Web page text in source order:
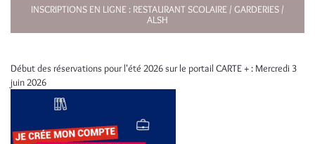
INSCRIPTIONS EN LIGNE : RESTAURANT SCOLAIRE / GARDERIES /
ALSH
Début des réservations pour l'été 2026 sur le portail CARTE + : Mercredi 3
juin 2026